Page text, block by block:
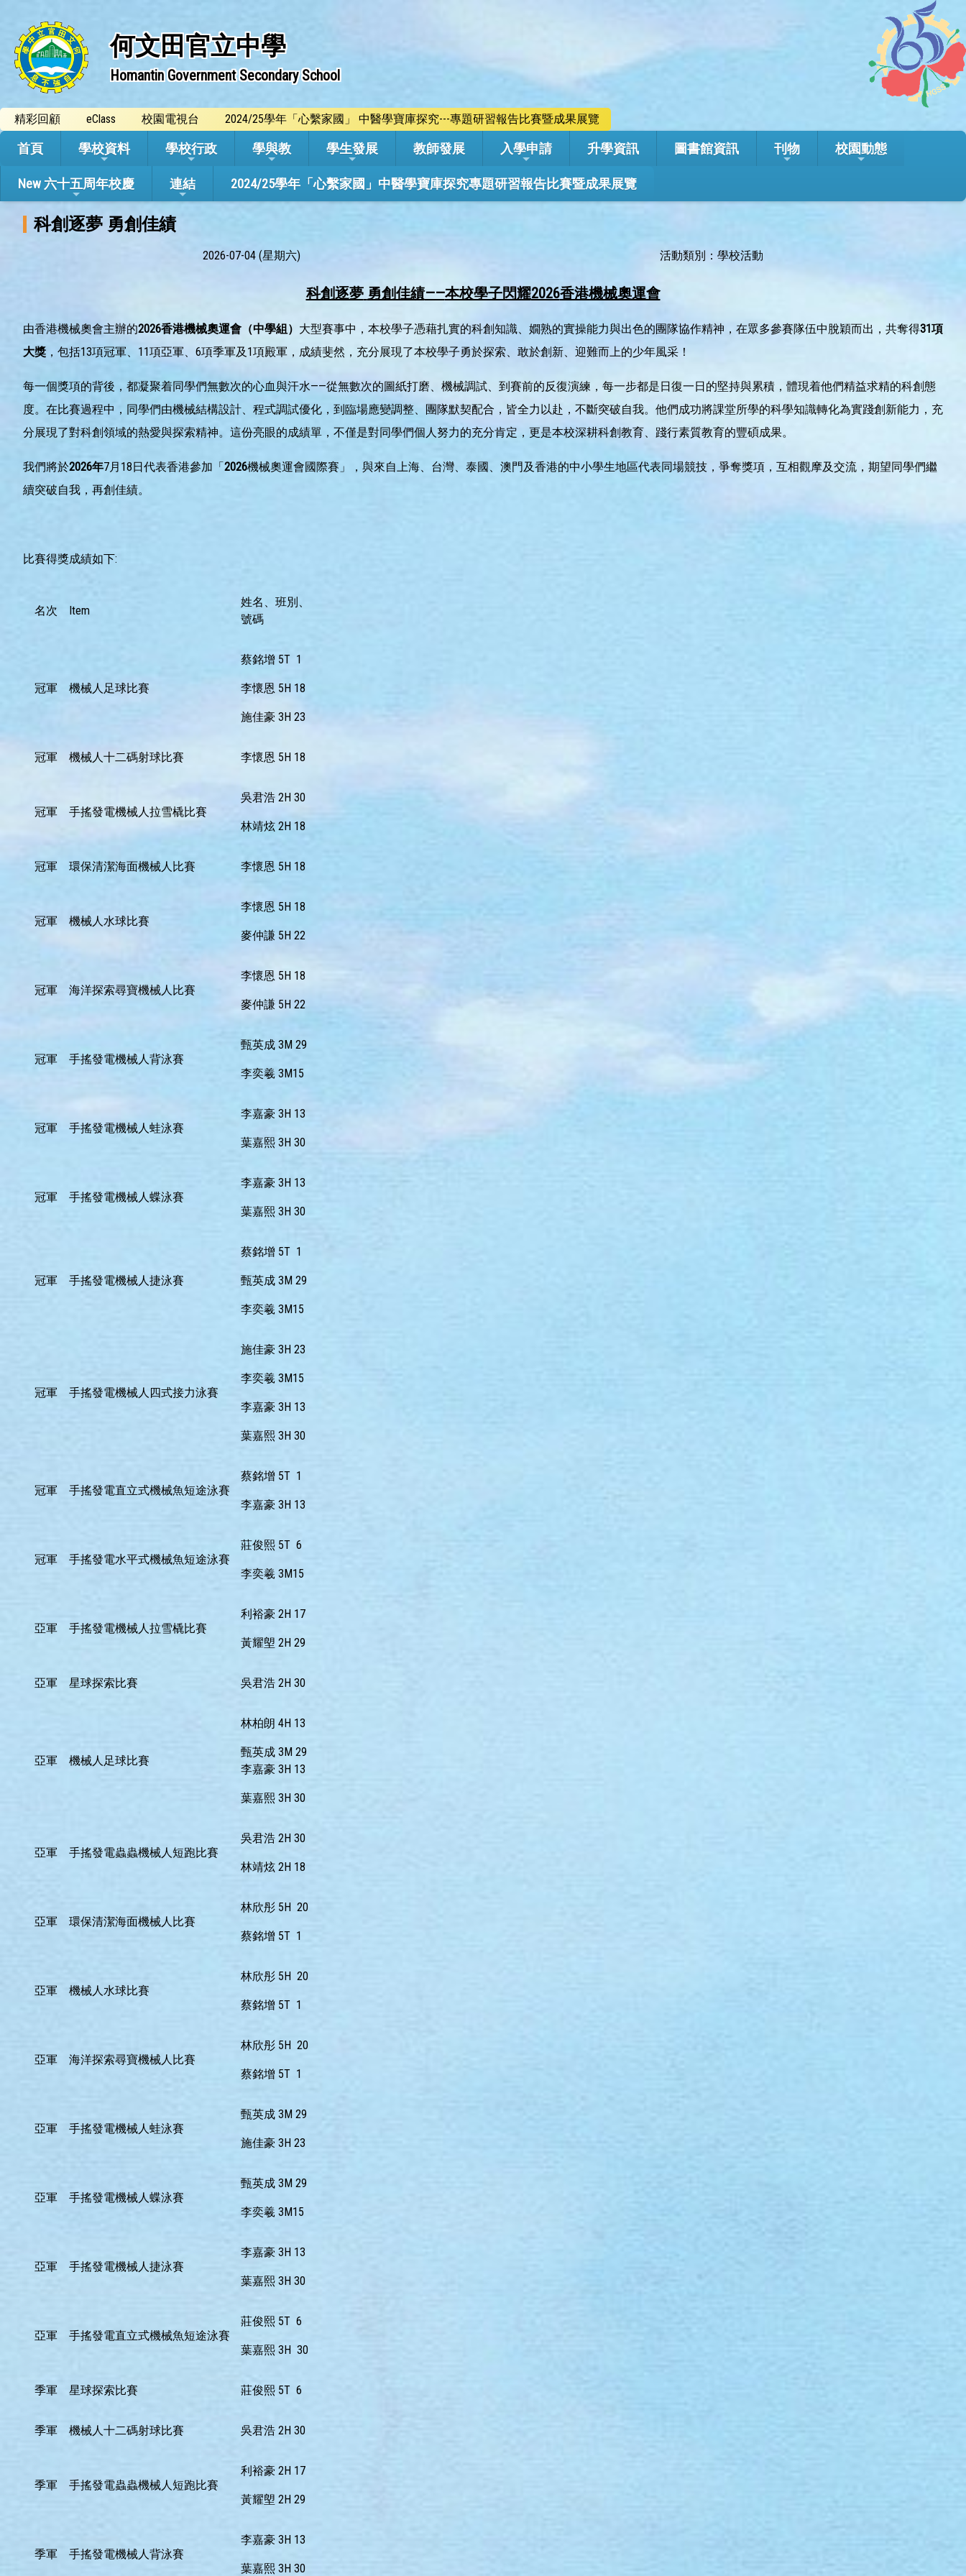
何文田官立中學
Homantin Government Secondary School
精彩回顧 eClass 校園電視台 2024/25學年「心繫家國」 中醫學寶庫探究---專題研習報告比賽暨成果展覽
首頁 學校資料 學校行政 學與教 學生發展 教師發展 入學申請 升學資訊 圖書館資訊 刊物 校園動態
New 六十五周年校慶 連結 2024/25學年「心繫家國」中醫學寶庫探究專題研習報告比賽暨成果展覽
科創逐夢 勇創佳績
2026-07-04 (星期六) 活動類別：學校活動
科創逐夢 勇創佳績——本校學子閃耀2026香港機械奧運會
由香港機械奧會主辦的2026香港機械奧運會（中學組） 大型賽事中，本校學子憑藉扎實的科創知識、嫺熟的實操能力與出色的團隊協作精神，在眾多參賽隊伍中脫穎而出，共奪得31項
大獎 ，包括13項冠軍、11項亞軍、6項季軍及1項殿軍，成績斐然，充分展現了本校學子勇於探索、敢於創新、迎難而上的少年風采！
每一個獎項的背後，都凝聚着同學們無數次的心血與汗水——從無數次的圖紙打磨、機械調試、到賽前的反復演練，每一步都是日復一日的堅持與累積，體現着他們精益求精的科創態
度。在比賽過程中，同學們由機械結構設計、程式調試優化，到臨場應變調整、團隊默契配合，皆全力以赴，不斷突破自我。他們成功將課堂所學的科學知識轉化為實踐創新能力，充
分展現了對科創領域的熱愛與探索精神。這份亮眼的成績單，不僅是對同學們個人努力的充分肯定，更是本校深耕科創教育、踐行素質教育的豐碩成果。
我們將於2026年7月18日代表香港參加「2026機械奧運會國際賽」，與來自上海、台灣、泰國、澳門及香港的中小學生地區代表同場競技，爭奪獎項，互相觀摩及交流，期望同學們繼
續突破自我，再創佳績。
比賽得獎成績如下:
名次 Item
姓名、班別、
號碼
冠軍 機械人足球比賽
蔡銘增 5T 1
李懷恩 5H 18
施佳豪 3H 23
冠軍 機械人十二碼射球比賽 李懷恩 5H 18
冠軍 手搖發電機械人拉雪橇比賽
吳君浩 2H 30
林靖炫 2H 18
冠軍 環保清潔海面機械人比賽 李懷恩 5H 18
冠軍 機械人水球比賽
李懷恩 5H 18
麥仲謙 5H 22
冠軍 海洋探索尋寶機械人比賽
李懷恩 5H 18
麥仲謙 5H 22
冠軍 手搖發電機械人背泳賽
甄英成 3M 29
李奕羲 3M15
冠軍 手搖發電機械人蛙泳賽
李嘉豪 3H 13
葉嘉熙 3H 30
冠軍 手搖發電機械人蝶泳賽
李嘉豪 3H 13
葉嘉熙 3H 30
冠軍 手搖發電機械人捷泳賽
蔡銘增 5T 1
甄英成 3M 29
李奕羲 3M15
冠軍 手搖發電機械人四式接力泳賽
施佳豪 3H 23
李奕羲 3M15
李嘉豪 3H 13
葉嘉熙 3H 30
冠軍 手搖發電直立式機械魚短途泳賽
蔡銘增 5T 1
李嘉豪 3H 13
冠軍 手搖發電水平式機械魚短途泳賽
莊俊熙 5T 6
李奕羲 3M15
亞軍 手搖發電機械人拉雪橇比賽
利裕豪 2H 17
黃耀塱 2H 29
亞軍 星球探索比賽 吳君浩 2H 30
亞軍 機械人足球比賽
林柏朗 4H 13
甄英成 3M 29
李嘉豪 3H 13
葉嘉熙 3H 30
亞軍 手搖發電蟲蟲機械人短跑比賽
吳君浩 2H 30
林靖炫 2H 18
亞軍 環保清潔海面機械人比賽
林欣彤 5H 20
蔡銘增 5T 1
亞軍 機械人水球比賽
林欣彤 5H 20
蔡銘增 5T 1
亞軍 海洋探索尋寶機械人比賽
林欣彤 5H 20
蔡銘增 5T 1
亞軍 手搖發電機械人蛙泳賽
甄英成 3M 29
施佳豪 3H 23
亞軍 手搖發電機械人蝶泳賽
甄英成 3M 29
李奕羲 3M15
亞軍 手搖發電機械人捷泳賽
李嘉豪 3H 13
葉嘉熙 3H 30
亞軍 手搖發電直立式機械魚短途泳賽
莊俊熙 5T 6
葉嘉熙 3H 30
季軍 星球探索比賽 莊俊熙 5T 6
季軍 機械人十二碼射球比賽 吳君浩 2H 30
季軍 手搖發電蟲蟲機械人短跑比賽
利裕豪 2H 17
黃耀塱 2H 29
季軍 手搖發電機械人背泳賽
李嘉豪 3H 13
葉嘉熙 3H 30